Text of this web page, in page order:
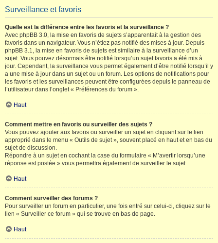
Surveillance et favoris
Quelle est la différence entre les favoris et la surveillance ?
Avec phpBB 3.0, la mise en favoris de sujets s’apparentait à la gestion des
favoris dans un navigateur. Vous n’étiez pas notifié des mises à jour. Depuis
phpBB 3.1, la mise en favoris de sujets est similaire à la surveillance d’un
sujet. Vous pouvez désormais être notifié lorsqu’un sujet favoris a été mis à
jour. Cependant, la surveillance vous permet également d’être notifié lorsqu’il y
a une mise à jour dans un sujet ou un forum. Les options de notifications pour
les favoris et les surveillances peuvent être configurées depuis le panneau de
l’utilisateur dans l’onglet « Préférences du forum ».
Haut
Comment mettre en favoris ou surveiller des sujets ?
Vous pouvez ajouter aux favoris ou surveiller un sujet en cliquant sur le lien
approprié dans le menu « Outils de sujet », souvent placé en haut et en bas du
sujet de discussion.
Répondre à un sujet en cochant la case du formulaire « M’avertir lorsqu’une
réponse est postée » vous permettra également de surveiller le sujet.
Haut
Comment surveiller des forums ?
Pour surveiller un forum en particulier, une fois entré sur celui-ci, cliquez sur le
lien « Surveiller ce forum » qui se trouve en bas de page.
Haut